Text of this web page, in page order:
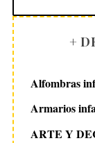
+
Alfombras
Armarios
ARTE Y